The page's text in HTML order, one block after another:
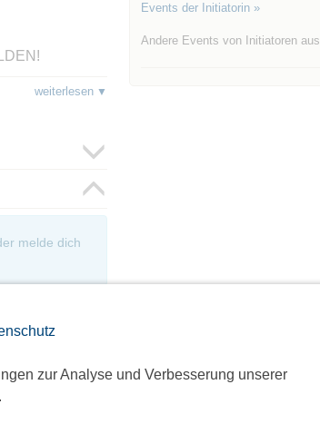
zur Analyse und Verbesserung unserer
Not werden
weiterlesen
melde dich
Events der Initiatorin »
Andere Events von Initiatoren aus